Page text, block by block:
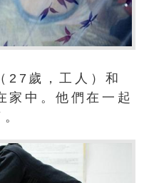
歲，工人）和
中。他們在一起